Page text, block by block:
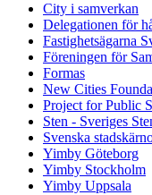
City i samverkan
Delegationen för
Fastighetsägarna
Föreningen för
Formas
New Cities
Project for Public
Sten - Sveriges
Svenska
Yimby Göteborg
Yimby Stockholm
Yimby Uppsala